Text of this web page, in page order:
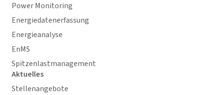
Power Monitoring
Energiedatenerfassung
Energieanalyse
EnMS
Spitzenlastmanagement
Aktuelles
Stellenangebote